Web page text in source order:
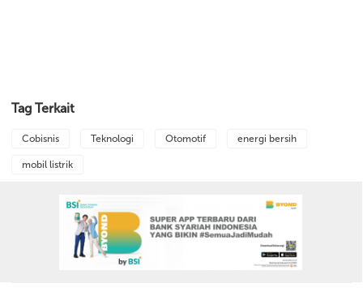
Tag Terkait
Cobisnis Teknologi Otomotif energi bersih
mobil listrik